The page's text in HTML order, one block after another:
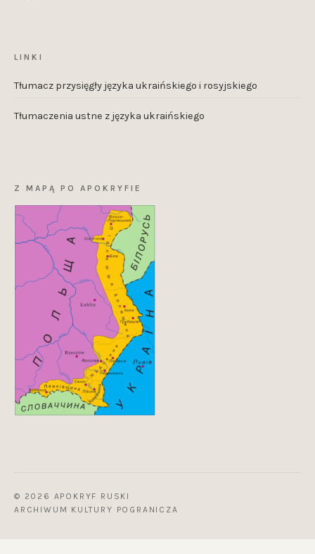
LINKI
Tłumacz przysięgły języka ukraińskiego i rosyjskiego
Tłumaczenia ustne z języka ukraińskiego
Z MAPĄ PO APOKRYFIE
© 2026 APOKRYF RUSKI
ARCHIWUM KULTURY POGRANICZA